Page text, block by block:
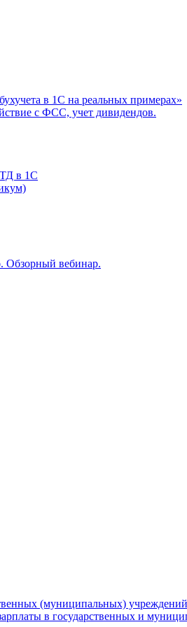
в 1С на реальных примерах»
с ФСС, учет дивидендов.
в 1С
Обзорный вебинар.
(муниципальных)
в государственных и